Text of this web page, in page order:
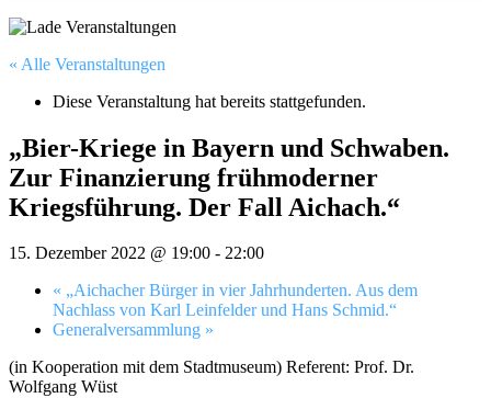
« Alle Veranstaltungen
Diese Veranstaltung hat bereits stattgefunden.
„Bier-Kriege in Bayern und Schwaben.
Zur Finanzierung frühmoderner
Kriegsführung. Der Fall Aichach.“
15. Dezember 2022 @ 19:00 - 22:00
« „Aichacher Bürger in vier Jahrhunderten. Aus dem
Nachlass von Karl Leinfelder und Hans Schmid.“
Generalversammlung »
(in Kooperation mit dem Stadtmuseum) Referent: Prof. Dr.
Wolfgang Wüst